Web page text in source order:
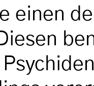
einen